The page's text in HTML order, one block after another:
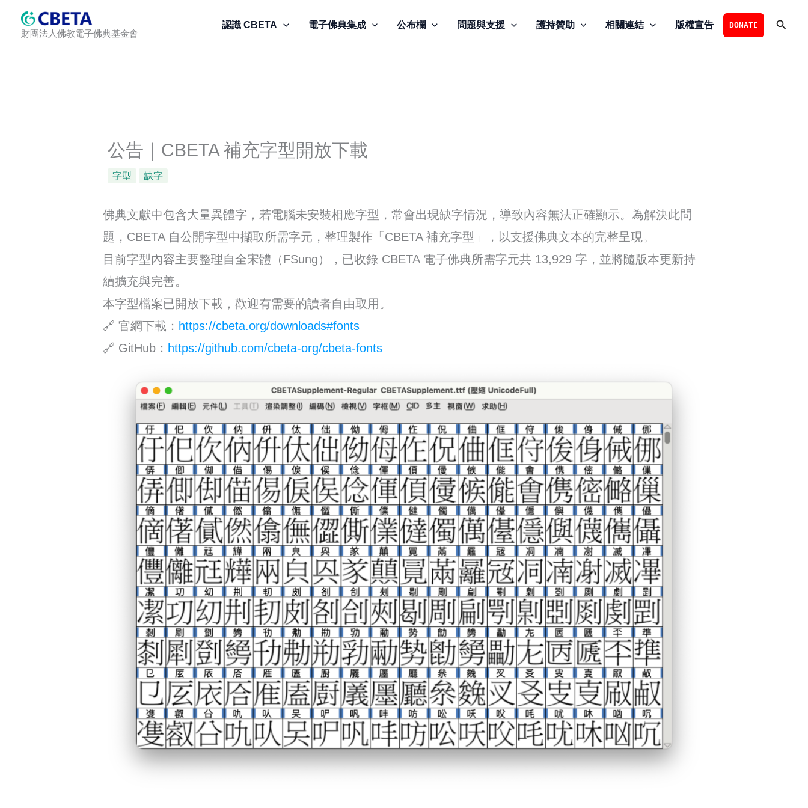
財團法人佛教電子佛典基金會
認識 CBETA 電子佛典集成 公布欄 問題與支援 護持贊助 相關連結 版權宣告 DONATE
搜
公告｜CBETA 補充字型開放下載
字型 缺字
佛典文獻中包含大量異體字，若電腦未安裝相應字型，常會出現缺字情況，導致內容無法正確顯示。為解決此問
題，CBETA 自公開字型中擷取所需字元，整理製作「CBETA 補充字型」，以支援佛典文本的完整呈現。
目前字型內容主要整理自全宋體（FSung），已收錄 CBETA 電子佛典所需字元共 13,929 字，並將隨版本更新持
續擴充與完善。
本字型檔案已開放下載，歡迎有需要的讀者自由取用。
🔗 官網下載： https://cbeta.org/downloads#fonts
🔗 GitHub： https://github.com/cbeta-org/cbeta-fonts